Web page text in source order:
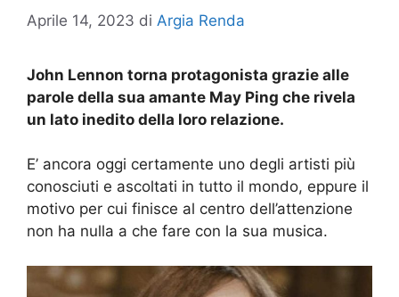
Aprile 14, 2023 di Argia Renda
John Lennon torna protagonista grazie alle
parole della sua amante May Ping che rivela
un lato inedito della loro relazione.
E’ ancora oggi certamente uno degli artisti più
conosciuti e ascoltati in tutto il mondo, eppure il
motivo per cui finisce al centro dell’attenzione
non ha nulla a che fare con la sua musica.